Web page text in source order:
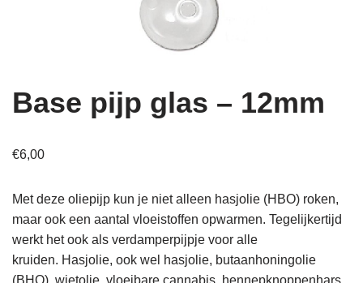
Base pijp glas – 12mm
€6,00
Met deze oliepijp kun je niet alleen hasjolie (HBO) roken,
maar ook een aantal vloeistoffen opwarmen. Tegelijkertijd
werkt het ook als verdamperpijpje voor alle
kruiden. Hasjolie, ook wel hasjolie, butaanhoningolie